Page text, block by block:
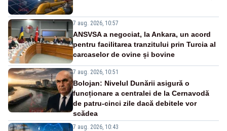
7 aug. 2026, 10:57
ANSVSA a negociat, la Ankara, un acord
pentru facilitarea tranzitului prin Turcia al
carcaselor de ovine și bovine
7 aug. 2026, 10:51
Bolojan: Nivelul Dunării asigură o
funcționare a centralei de la Cernavodă
de patru-cinci zile dacă debitele vor
scădea
7 aug. 2026, 10:43